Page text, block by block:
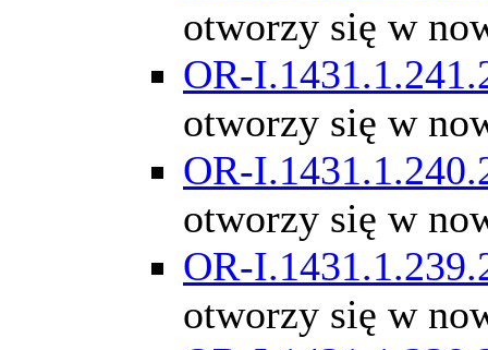
otworzy się w
OR-
otworzy się w
OR-
otworzy się w
OR-
otworzy się w